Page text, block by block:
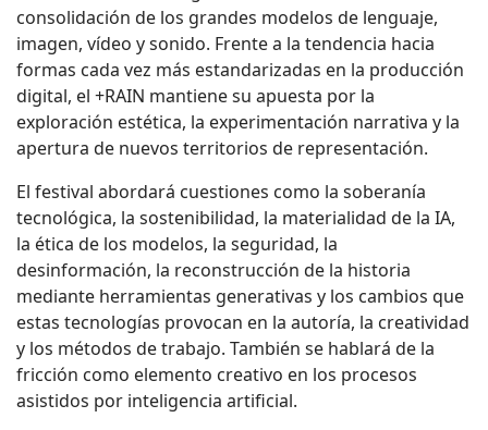
consolidación de los grandes modelos de lenguaje,
imagen, vídeo y sonido. Frente a la tendencia hacia
formas cada vez más estandarizadas en la producción
digital, el +RAIN mantiene su apuesta por la
exploración estética, la experimentación narrativa y la
apertura de nuevos territorios de representación.
El festival abordará cuestiones como la soberanía
tecnológica, la sostenibilidad, la materialidad de la IA,
la ética de los modelos, la seguridad, la
desinformación, la reconstrucción de la historia
mediante herramientas generativas y los cambios que
estas tecnologías provocan en la autoría, la creatividad
y los métodos de trabajo. También se hablará de la
fricción como elemento creativo en los procesos
asistidos por inteligencia artificial.